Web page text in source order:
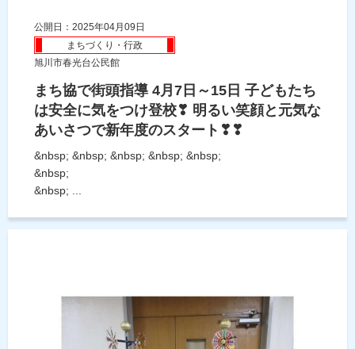
公開日：2025年04月09日
まちづくり・行政
旭川市春光台公民館
まち協で街頭指導 4月7日～15日 子どもたち
は安全に気をつけ登校❣ 明るい笑顔と元気な
あいさつで新年度のスタート❣❣
&nbsp; &nbsp; &nbsp; &nbsp; &nbsp;
&nbsp;
&nbsp; ...